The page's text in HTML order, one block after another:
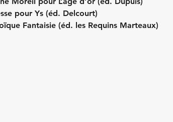
pour Ys (éd. Delcourt)
Fantaisie (éd. les Requins Marteaux)